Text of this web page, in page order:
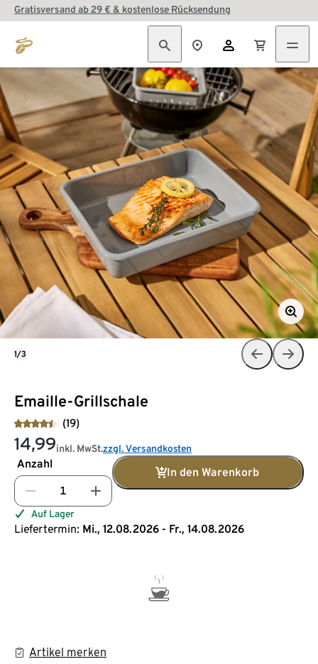
Gratisversand ab 29 € & kostenlose Rücksendung
Emaille-Grillschale
(19)
14,99inkl. MwSt.zzgl. Versandkosten
Anzahl
In den Warenkorb
Auf Lager
Liefertermin: Mi., 12.08.2026 - Fr., 14.08.2026
Artikel merken
1/3